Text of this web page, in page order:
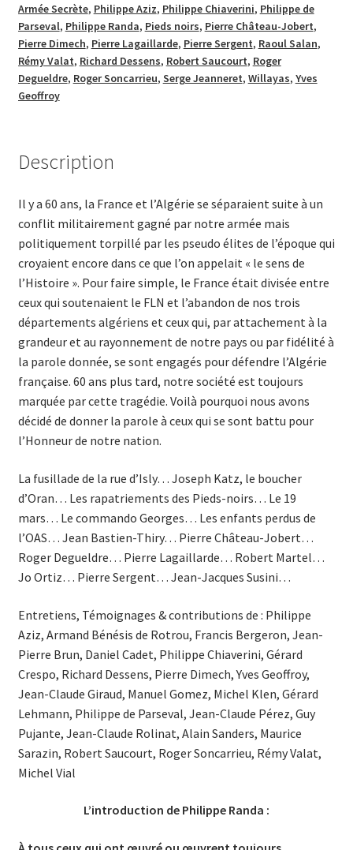
Armée Secrète, Philippe Aziz, Philippe Chiaverini, Philippe de
Parseval, Philippe Randa, Pieds noirs, Pierre Château-Jobert,
Pierre Dimech, Pierre Lagaillarde, Pierre Sergent, Raoul Salan,
Rémy Valat, Richard Dessens, Robert Saucourt, Roger
Degueldre, Roger Soncarrieu, Serge Jeanneret, Willayas, Yves
Geoffroy
Description
Il y a 60 ans, la France et l’Algérie se séparaient suite à un
conflit militairement gagné par notre armée mais
politiquement torpillé par les pseudo élites de l’époque qui
croyaient encore dans ce que l’on appelait « le sens de
l’Histoire ». Pour faire simple, le France était divisée entre
ceux qui soutenaient le FLN et l’abandon de nos trois
départements algériens et ceux qui, par attachement à la
grandeur et au rayonnement de notre pays ou par fidélité à
la parole donnée, se sont engagés pour défendre l’Algérie
française. 60 ans plus tard, notre société est toujours
marquée par cette tragédie. Voilà pourquoi nous avons
décidé de donner la parole à ceux qui se sont battu pour
l’Honneur de notre nation.
La fusillade de la rue d’Isly… Joseph Katz, le boucher
d’Oran… Les rapatriements des Pieds-noirs… Le 19
mars… Le commando Georges… Les enfants perdus de
l’OAS… Jean Bastien-Thiry… Pierre Château-Jobert…
Roger Degueldre… Pierre Lagaillarde… Robert Martel…
Jo Ortiz… Pierre Sergent… Jean-Jacques Susini…
Entretiens, Témoignages & contributions de : Philippe
Aziz, Armand Bénésis de Rotrou, Francis Bergeron, Jean-
Pierre Brun, Daniel Cadet, Philippe Chiaverini, Gérard
Crespo, Richard Dessens, Pierre Dimech, Yves Geoffroy,
Jean-Claude Giraud, Manuel Gomez, Michel Klen, Gérard
Lehmann, Philippe de Parseval, Jean-Claude Pérez, Guy
Pujante, Jean-Claude Rolinat, Alain Sanders, Maurice
Sarazin, Robert Saucourt, Roger Soncarrieu, Rémy Valat,
Michel Vial
L’introduction de Philippe Randa :